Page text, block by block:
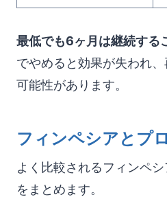
最低でも6ヶ月は継続する
でやめると効果が失われ
可能性があります。
フィンペシアとプ
よく比較されるフィンペ
をまとめます。